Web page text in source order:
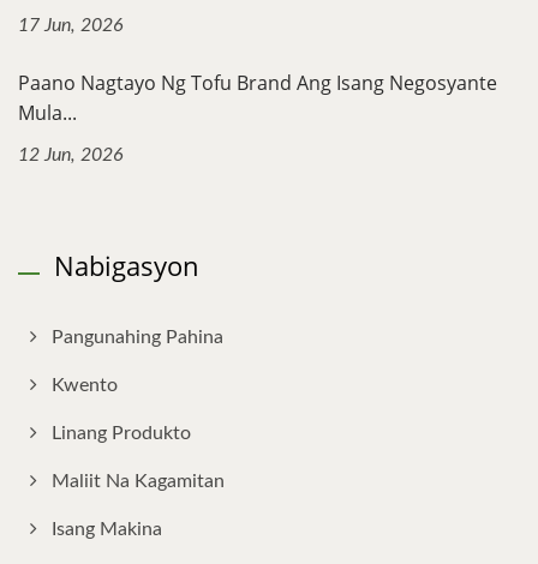
17 Jun, 2026
Paano Nagtayo Ng Tofu Brand Ang Isang Negosyante
Mula...
12 Jun, 2026
Nabigasyon
Pangunahing Pahina
Kwento
Linang Produkto
Maliit Na Kagamitan
Isang Makina